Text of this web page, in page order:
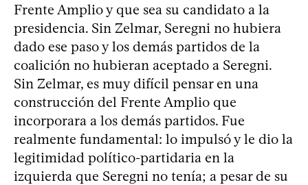
Frente Amplio y que sea su candidato a la
presidencia. Sin Zelmar, Seregni no hubiera
dado ese paso y los demás partidos de la
coalición no hubieran aceptado a Seregni.
Sin Zelmar, es muy difícil pensar en una
construcción del Frente Amplio que
incorporara a los demás partidos. Fue
realmente fundamental: lo impulsó y le dio la
legitimidad político-partidaria en la
izquierda que Seregni no tenía; a pesar de su